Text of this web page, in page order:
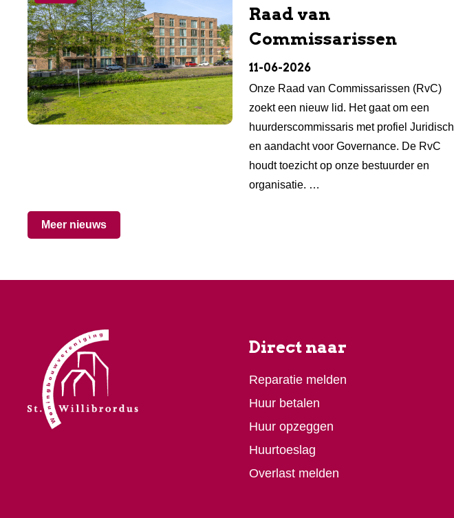
Raad van
Commissarissen
11-06-2026
Onze Raad van Commissarissen (RvC)
zoekt een nieuw lid. Het gaat om een
huurderscommissaris met profiel Juridisch
en aandacht voor Governance. De RvC
houdt toezicht op onze bestuurder en
organisatie. …
Meer nieuws
Direct naar
Reparatie melden
Huur betalen
Huur opzeggen
Huurtoeslag
Overlast melden